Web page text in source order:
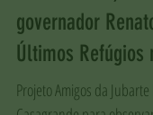
#91: Observação
governador
Últimos Refúgios